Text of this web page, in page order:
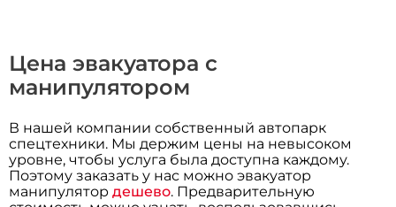
Цена эвакуатора с
манипулятором
В нашей компании собственный автопарк
спецтехники. Мы держим цены на невысоком
уровне, чтобы услуга была доступна каждому.
Поэтому заказать у нас можно эвакуатор
манипулятордешево. Предварительную